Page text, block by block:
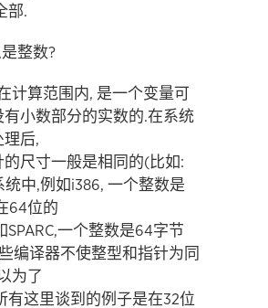
部.
整数?
计算范围内, 是一个变量可
有小数部分的实数的.在系统
理后,
的尺寸一般是相同的(比如:
统中,例如i386, 一个整数是
64位的
SPARC,一个整数是64字节
编译器不使整型和指针为同
为了
有这里谈到的例子是在32位